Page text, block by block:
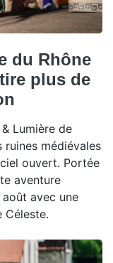
du Rhône
plus de
Lumière de
médiévales
ouvert. Portée
aventure
avec une
Céleste.